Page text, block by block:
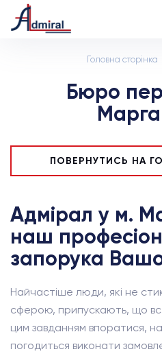
Головна сторінка
Бюро
ПОВЕРНУТИСЬ НА
Адмірал у м.
наш
запорука
Найчастіше люди, які не
сферою, припускають, що
цим завданням впоратися,
погодиться виконати